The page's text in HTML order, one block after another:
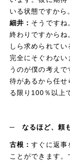
いる状態ですから
細井： そうですね
終わりですからね
しら求められてい
完全にそぐわな
うのが僕の考え
待があるから任せ
る限り100％以上
─ なるほど、頼
古根：すぐに返事
ことができます